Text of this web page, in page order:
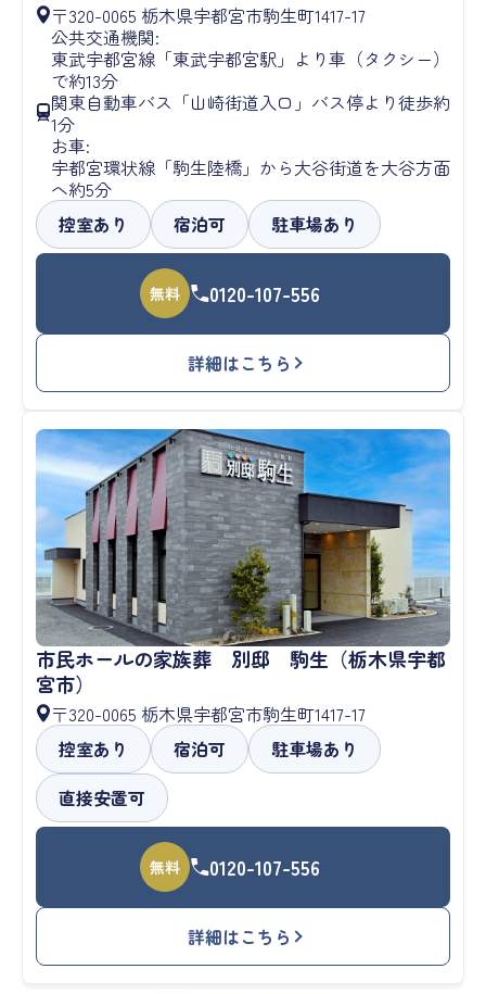
〒320-0065 栃木県宇都宮市駒生町1417-17
公共交通機関:
東武宇都宮線「東武宇都宮駅」より車（タクシー）
で約13分
関東自動車バス「山崎街道入口」バス停より徒歩約
1分
お車:
宇都宮環状線「駒生陸橋」から大谷街道を大谷方面
へ約5分
控室あり
宿泊可 駐車場あり
無料 0120-107-556
詳細はこちら
市民ホールの家族葬 別邸 駒生（栃木県宇都
宮市）
〒320-0065 栃木県宇都宮市駒生町1417-17
控室あり
宿泊可
駐車場あり
直接安置可
無料 0120-107-556
詳細はこちら